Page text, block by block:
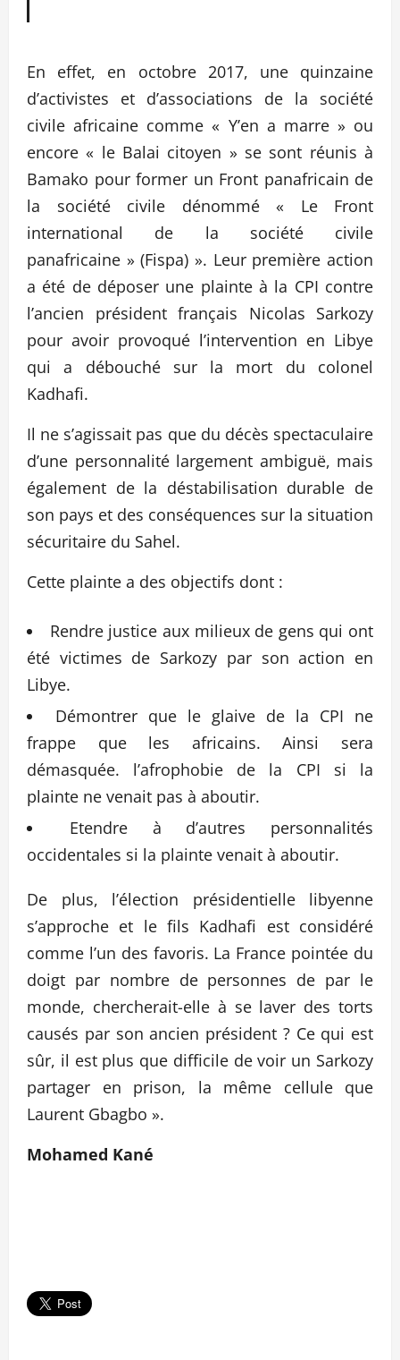
En effet, en octobre 2017, une quinzaine
d’activistes et d’associations de la société
civile africaine comme « Y’en a marre » ou
encore « le Balai citoyen » se sont réunis à
Bamako pour former un Front panafricain de
la société civile dénommé « Le Front
international de la société civile
panafricaine » (Fispa) ». Leur première action
a été de déposer une plainte à la CPI contre
l’ancien président français Nicolas Sarkozy
pour avoir provoqué l’intervention en Libye
qui a débouché sur la mort du colonel
Kadhafi.
Il ne s’agissait pas que du décès spectaculaire
d’une personnalité largement ambiguë, mais
également de la déstabilisation durable de
son pays et des conséquences sur la situation
sécuritaire du Sahel.
Cette plainte a des objectifs dont :
Rendre justice aux milieux de gens qui ont
été victimes de Sarkozy par son action en
Libye.
Démontrer que le glaive de la CPI ne
frappe que les africains. Ainsi sera
démasquée. l’afrophobie de la CPI si la
plainte ne venait pas à aboutir.
Etendre à d’autres personnalités
occidentales si la plainte venait à aboutir.
De plus, l’élection présidentielle libyenne
s’approche et le fils Kadhafi est considéré
comme l’un des favoris. La France pointée du
doigt par nombre de personnes de par le
monde, chercherait-elle à se laver des torts
causés par son ancien président ? Ce qui est
sûr, il est plus que difficile de voir un Sarkozy
partager en prison, la même cellule que
Laurent Gbagbo ».
Mohamed Kané